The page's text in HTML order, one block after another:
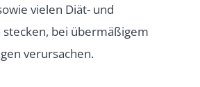
vielen Diät- und
bei übermäßigem
verursachen.